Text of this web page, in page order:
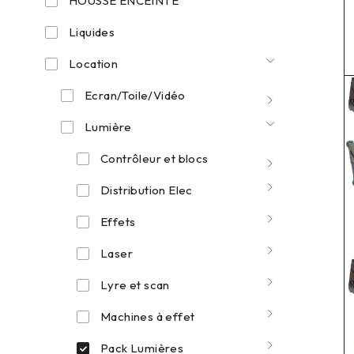
Liquides
Location
Ecran/Toile/Vidéo
Lumière
Contrôleur et blocs
Distribution Elec
Effets
Laser
Lyre et scan
Machines à effet
Pack Lumières